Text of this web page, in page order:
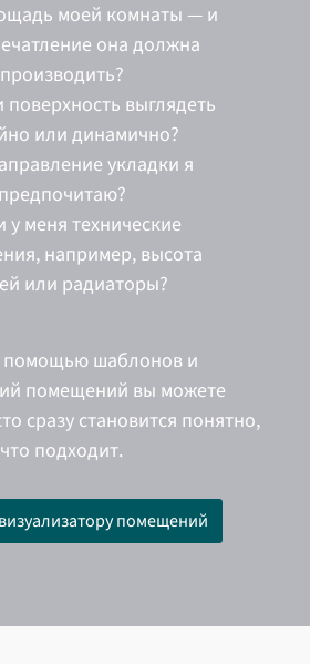
моей комнаты — и
она должна
производить?
выглядеть
или динамично?
укладки я
предпочитаю?
у меня технические
например, высота
или радиаторы?
помощью шаблонов и
помещений вы можете
сразу становится понятно,
что подходит.
помещений